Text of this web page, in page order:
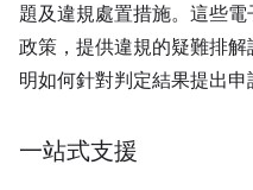
題及違規處置措施。這些
政策，提供違規的疑難排
明如何針對判定結果提出申
一站式支援